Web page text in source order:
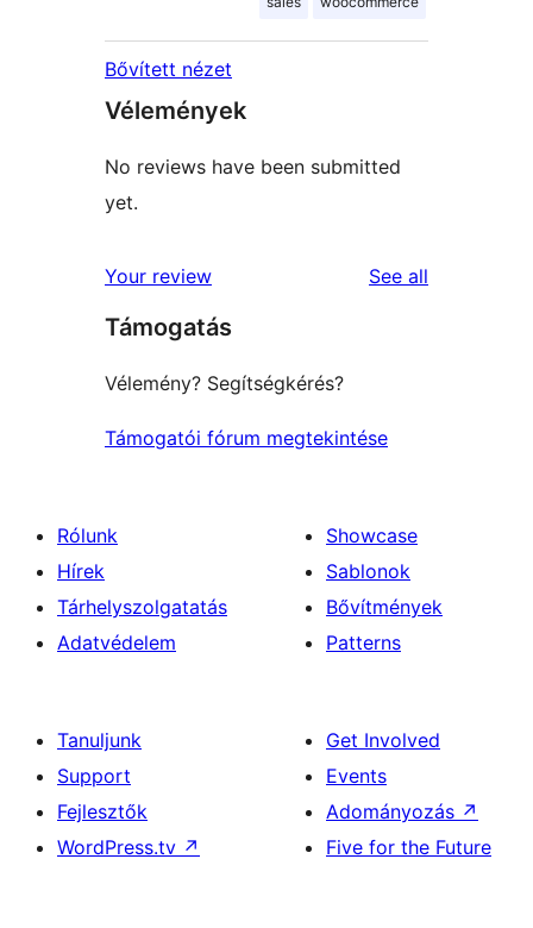
Bővített nézet
Vélemények
No reviews have been submitted
yet.
Your review See all
Támogatás
Vélemény? Segítségkérés?
Támogatói fórum megtekintése
Rólunk
Hírek
Tárhelyszolgatatás
Adatvédelem
Showcase
Sablonok
Bővítmények
Patterns
Tanuljunk
Support
Fejlesztők
WordPress.tv ↗
Get Involved
Events
Adományozás ↗
Five for the Future